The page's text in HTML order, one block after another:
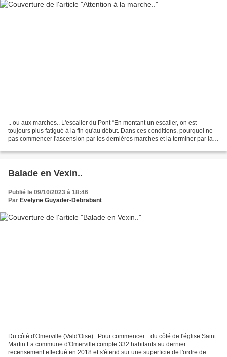
.. ou aux marches.. L'escalier du Pont “En montant un escalier, on est
toujours plus fatigué à la fin qu'au début. Dans ces conditions, pourquoi ne
pas commencer l'ascension par les dernières marches et la terminer par la
Balade en Vexin..
Publié le 09/10/2023 à 18:46
Par Evelyne Guyader-Debrabant
Du côté d'Omerville (Vald'Oise).. Pour commencer... du côté de l'église Saint
Martin La commune d'Omerville compte 332 habitants au dernier
recensement effectué en 2018 et s'étend sur une superficie de l'ordre de